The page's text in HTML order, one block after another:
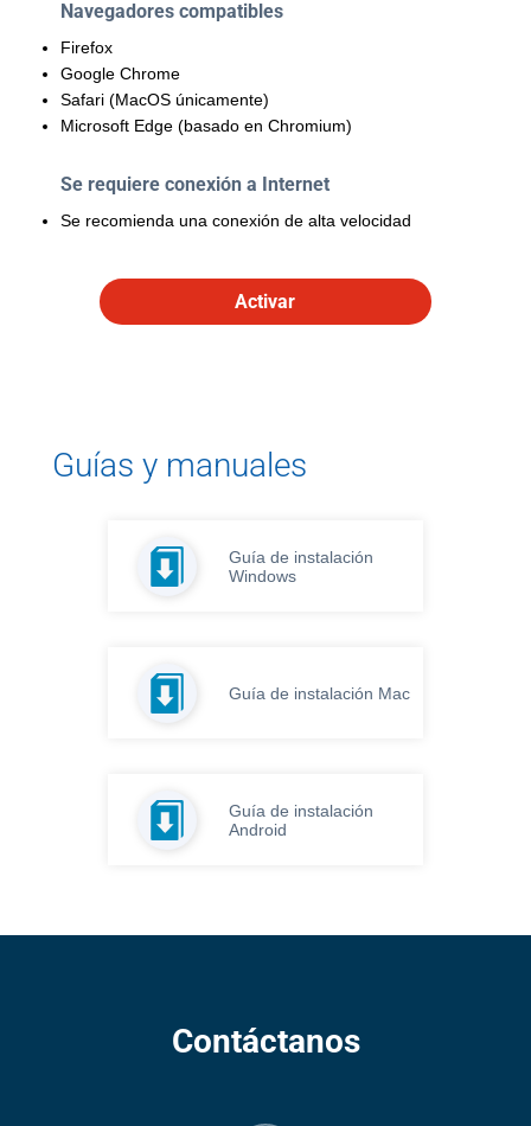
Navegadores compatibles
Firefox
Google Chrome
Safari (MacOS únicamente)
Microsoft Edge (basado en Chromium)
Se requiere conexión a Internet
Se recomienda una conexión de alta velocidad
Activar
Guías y manuales
Guía de instalación
Windows
Guía de instalación Mac
Guía de instalación
Android
Contáctanos